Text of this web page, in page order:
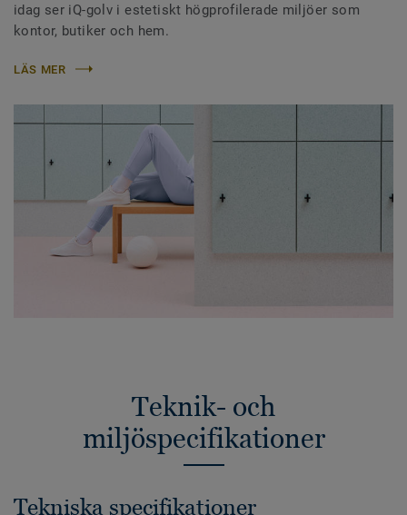
idag ser iQ-golv i estetiskt högprofilerade miljöer som
kontor, butiker och hem.
LÄS MER
Teknik- och
miljöspecifikationer
Tekniska specifikationer